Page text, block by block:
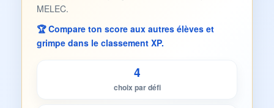
MELEC.
🏆 Compare ton score aux autres élèves et
grimpe dans le classement XP.
4
choix par défi